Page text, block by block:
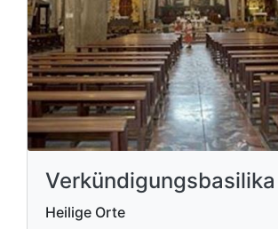
Verkündigungsbasilika
Heilige Orte